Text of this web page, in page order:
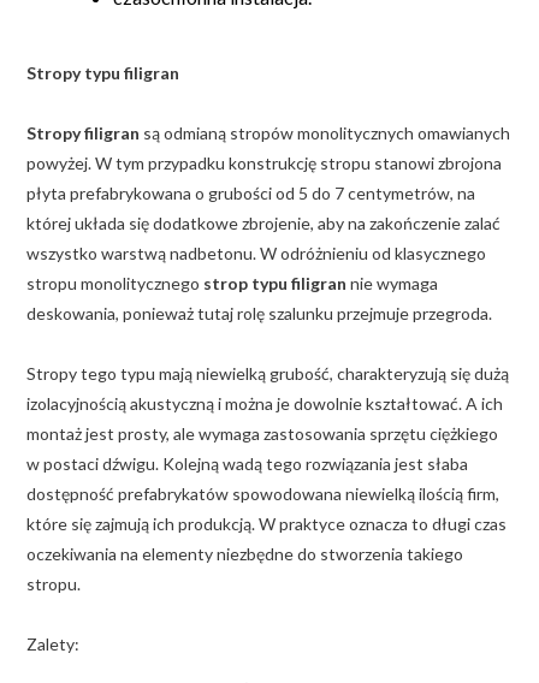
Stropy typu filigran
Stropy filigran są odmianą stropów monolitycznych omawianych
powyżej. W tym przypadku konstrukcję stropu stanowi zbrojona
płyta prefabrykowana o grubości od 5 do 7 centymetrów, na
której układa się dodatkowe zbrojenie, aby na zakończenie zalać
wszystko warstwą nadbetonu. W odróżnieniu od klasycznego
stropu monolitycznego strop typu filigran nie wymaga
deskowania, ponieważ tutaj rolę szalunku przejmuje przegroda.
Stropy tego typu mają niewielką grubość, charakteryzują się dużą
izolacyjnością akustyczną i można je dowolnie kształtować. A ich
montaż jest prosty, ale wymaga zastosowania sprzętu ciężkiego
w postaci dźwigu. Kolejną wadą tego rozwiązania jest słaba
dostępność prefabrykatów spowodowana niewielką ilością firm,
które się zajmują ich produkcją. W praktyce oznacza to długi czas
oczekiwania na elementy niezbędne do stworzenia takiego
stropu.
Zalety: